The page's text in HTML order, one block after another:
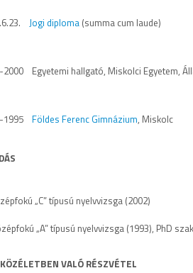
Jogi diploma (summa cum laude)
2000 Egyetemi hallgató, Miskolci Egyetem,
1995 Földes Ferenc Gimnázium, Miskolc
„C” típusú nyelvvizsga (2002)
„A” típusú nyelvvizsga (1993), PhD
VALÓ RÉSZVÉTEL